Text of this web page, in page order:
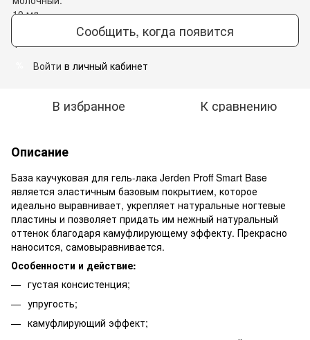
Сообщить, когда появится
Войти в личный кабинет
В избранное К сравнению
Описание
База каучуковая для гель-лака Jerden Proff Smart Base
является эластичным базовым покрытием, которое
идеально выравнивает, укрепляет натуральные ногтевые
пластины и позволяет придать им нежный натуральный
оттенок благодаря камуфлирующему эффекту. Прекрасно
наносится, самовыравнивается.
Особенности и действие:
густая консистенция;
упругость;
камуфлирующий эффект;